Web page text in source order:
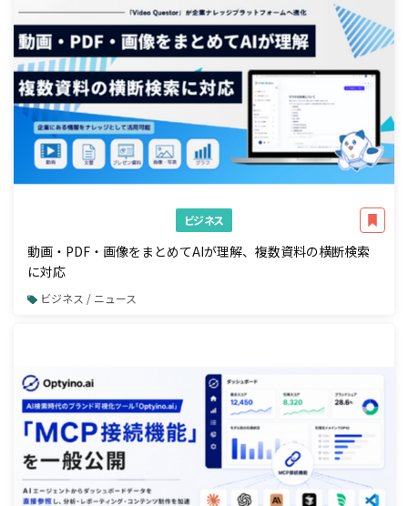
ビジネス
動画・PDF・画像をまとめてAIが理解、複数資料の横断検索
に対応
ビジネス / ニュース